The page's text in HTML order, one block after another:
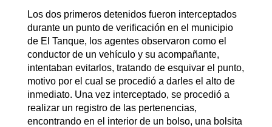
Los dos primeros detenidos fueron interceptados
durante un punto de verificación en el municipio
de El Tanque, los agentes observaron como el
conductor de un vehículo y su acompañante,
intentaban evitarlos, tratando de esquivar el punto,
motivo por el cual se procedió a darles el alto de
inmediato. Una vez interceptado, se procedió a
realizar un registro de las pertenencias,
encontrando en el interior de un bolso, una bolsita